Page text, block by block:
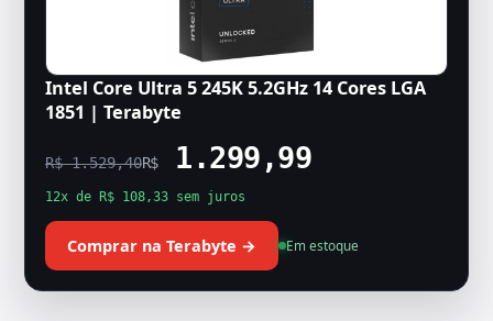
Intel Core Ultra 5 245K 5.2GHz 14 Cores LGA
1851 | Terabyte
R$ 1.529,40R$1.299,99
12x de R$ 108,33 sem juros
Comprar na Terabyte → Em estoque